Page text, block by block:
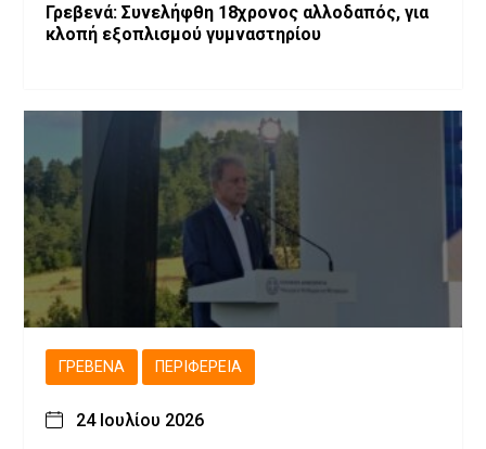
Γρεβενά: Συνελήφθη 18χρονος αλλοδαπός, για
κλοπή εξοπλισμού γυμναστηρίου
ΓΡΕΒΕΝΆ ΠΕΡΙΦΈΡΕΙΑ
24 Ιουλίου 2026